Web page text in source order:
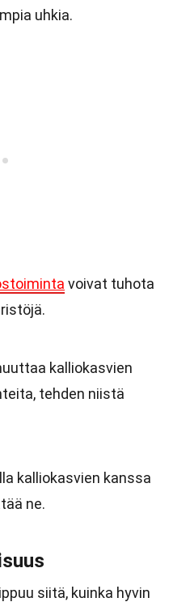
uhkia.
voivat tuhota
kalliokasvien
tehden niistä
kalliokasvien kanssa
ne.
siitä, kuinka hyvin